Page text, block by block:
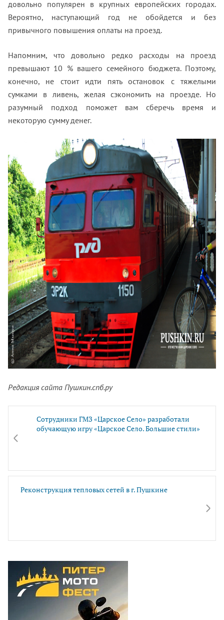
довольно популярен в крупных европейских городах.
Вероятно, наступающий год не обойдется и без
привычного повышения оплаты на проезд.
Напомним, что довольно редко расходы на проезд
превышают 10 % вашего семейного бюджета. Поэтому,
конечно, не стоит идти пять остановок с тяжелыми
сумками в ливень, желая сэкономить на проезде. Но
разумный подход поможет вам сберечь время и
некоторую сумму денег.
Редакция сайта Пушкин.спб.ру
Сотрудники ГМЗ «Царское Село» разработали
обучающую игру «Царское Село. Большие стили»
Реконструкция тепловых сетей в г. Пушкине